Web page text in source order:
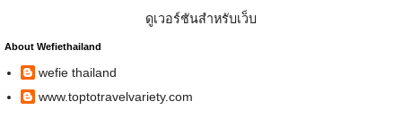
ดูเวอร์ชันสำหรับเว็บ
About Wefiethailand
wefie thailand
www.toptotravelvariety.com